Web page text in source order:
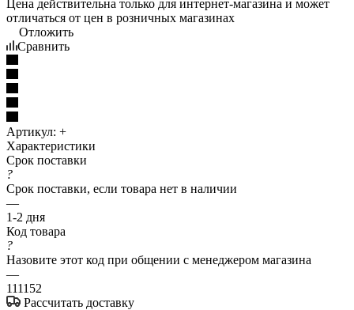
Цена действительна только для интернет-магазина и может
отличаться от цен в розничных магазинах
Отложить
Сравнить
Артикул: +
Характеристики
Срок поставки
?
Срок поставки, если товара нет в наличии
—
1-2 дня
Код товара
?
Назовите этот код при общении с менеджером магазина
—
111152
Рассчитать доставку